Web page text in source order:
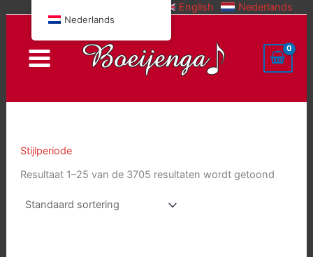
inhoud
English Nederlands
Stijlperiode
Resultaat 1–25 van de 3705 resultaten wordt getoond
Nederlands